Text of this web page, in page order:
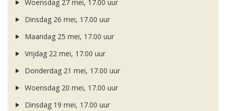
Woensdag 27 mei, 17.00 uur
Dinsdag 26 mei, 17.00 uur
Maandag 25 mei, 17.00 uur
Vrijdag 22 mei, 17.00 uur
Donderdag 21 mei, 17.00 uur
Woensdag 20 mei, 17.00 uur
Dinsdag 19 mei, 17.00 uur